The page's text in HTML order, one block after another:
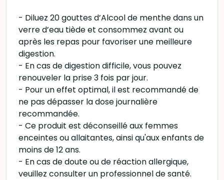
- Diluez 20 gouttes d’Alcool de menthe dans un
verre d’eau tiède et consommez avant ou
après les repas pour favoriser une meilleure
digestion.
- En cas de digestion difficile, vous pouvez
renouveler la prise 3 fois par jour.
- Pour un effet optimal, il est recommandé de
ne pas dépasser la dose journalière
recommandée.
- Ce produit est déconseillé aux femmes
enceintes ou allaitantes, ainsi qu'aux enfants de
moins de 12 ans.
- En cas de doute ou de réaction allergique,
veuillez consulter un professionnel de santé.